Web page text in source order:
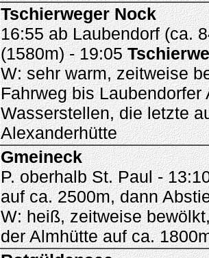
Tschierweger Nock
16:55 ab Laubendorf (ca.
(1580m) - 19:05
W: sehr warm, zeitweise
Fahrweg bis
Wasserstellen, die letzte
Alexanderhütte
Gmeineck
P. oberhalb St. Paul -
auf ca. 2500m, dann
W: heiß, zeitweise
der Almhütte auf ca.